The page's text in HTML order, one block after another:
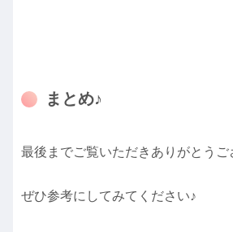
まとめ♪
最後までご覧いただきありがとうご
ぜひ参考にしてみてください♪